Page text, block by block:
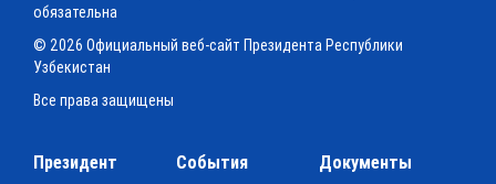
обязательна
© 2026 Официальный веб-сайт Президента Республики
Узбекистан
Все права защищены
Президент События Документы